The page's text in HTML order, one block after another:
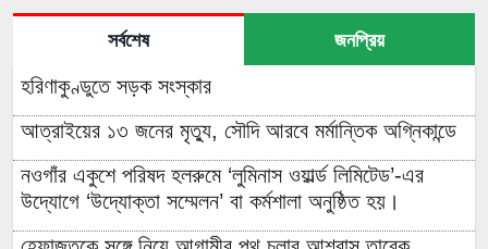
সর্বশেষ জনপ্রিয়
হরিণাকুণ্ডুতে সড়ক সংস্কার
আত্রাইয়ের ১৩ জনের মৃত্যু, সৌদি আরবে মর্মান্তিক অগ্নিকান্ডে
নওগাঁর একুশে পরিষদ হলরুমে ‘লুমিনাস ওয়ার্ল্ড লিমিটেড’-এর
উদ্যোগে ‘উদ্যোক্তা সম্মেলন’ বা কর্মশালা অনুষ্ঠিত হয়।